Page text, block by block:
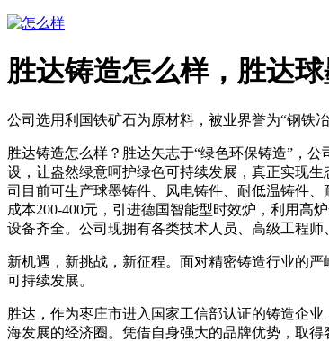
胜达铸造怎么样，胜达
公司选用利国铁矿石为原材料，被业界誉为“钢铁
胜达铸造怎么样？胜达矢志于“绿色环保铸造”，
设，让盎然绿意呵护绿色可持续发展，真正实现
司目前可生产球墨铸件、风电铸件、耐低温铸件
成本200-400元，引进德国智能型时效炉，利用高
设备齐全。公司现拥有各类技术人员、高级工程师
新机遇，新挑战，新征程。面对精密铸造行业的
可持续发展。
胜达，作为枣庄市进入国家工信部认证的铸造企
海发展的经济圈。凭借自身强大的品牌优势，取